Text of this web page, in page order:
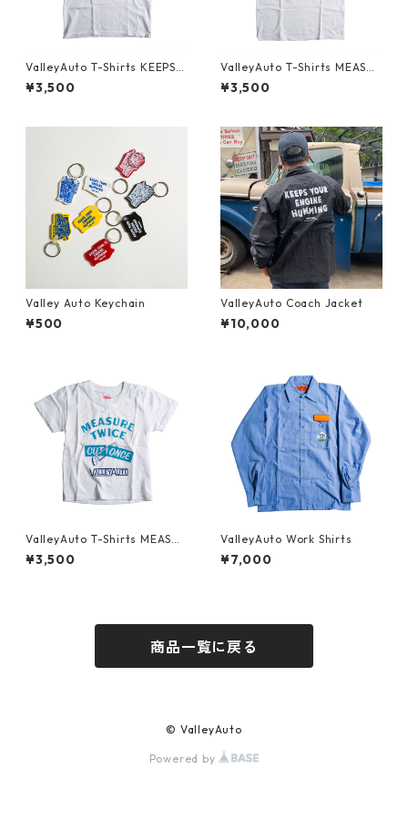
ValleyAuto T-Shirts KEEPS Y
OUR ENGINE HUMMING
¥3,500
ValleyAuto T-Shirts MEASUR
E TWICE CUT ONCE (Back)
¥3,500
Valley Auto Keychain
¥500
ValleyAuto Coach Jacket
¥10,000
ValleyAuto T-Shirts MEASUR
E TWICE CUT ONCE (KIDS)
¥3,500
ValleyAuto Work Shirts
¥7,000
商品一覧に戻る
© ValleyAuto
Powered by